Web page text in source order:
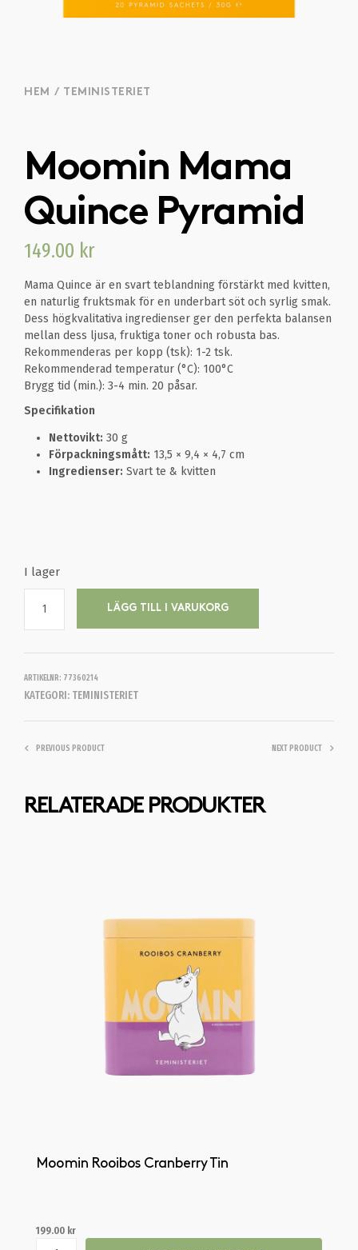
HEM / TEMINISTERIET
Moomin Mama
Quince Pyramid
149.00 kr
Mama Quince är en svart teblandning förstärkt med kvitten,
en naturlig fruktsmak för en underbart söt och syrlig smak.
Dess högkvalitativa ingredienser ger den perfekta balansen
mellan dess ljusa, fruktiga toner och robusta bas.
Rekommenderas per kopp (tsk): 1-2 tsk.
Rekommenderad temperatur (°C): 100°C
Brygg tid (min.): 3-4 min. 20 påsar.
Specifikation
Nettovikt: 30 g
Förpackningsmått: 13,5 × 9,4 × 4,7 cm
Ingredienser: Svart te & kvitten
I lager
LÄGG TILL I VARUKORG
ARTIKELNR: 77360214
KATEGORI: TEMINISTERIET
PREVIOUS PRODUCT NEXT PRODUCT
RELATERADE PRODUKTER
Moomin Rooibos Cranberry Tin
199.00 kr